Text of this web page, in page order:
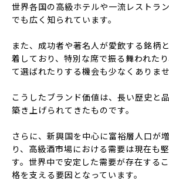
世界各国の高級ホテルや一流レストラ
でも広く知られています。
また、成功者や著名人が愛飲する銘柄
着しており、特別な席で振る舞われた
て選ばれたりする機会も少なくありませ
こうしたブランド価値は、長い歴史と
築き上げられてきたものです。
さらに、新興国を中心に富裕層人口が
り、高級酒市場における需要は現在も
す。世界中で安定した需要が存在する
格を支える要因となっています。